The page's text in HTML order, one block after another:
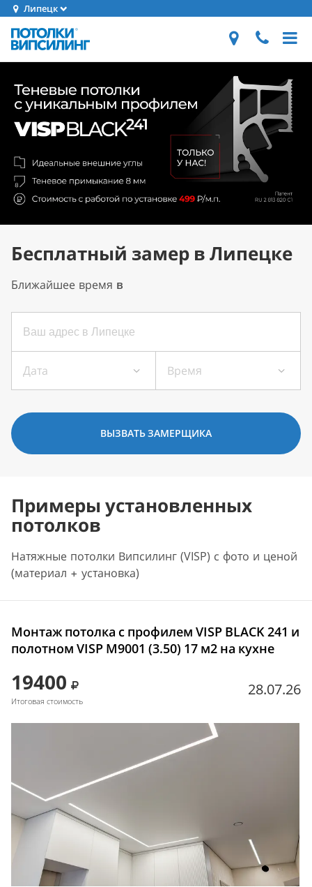
Липецк
Бесплатный замер в Липецке
Ближайшее время в
Дата Время
ВЫЗВАТЬ ЗАМЕРЩИКА
Примеры установленных
потолков
Натяжные потолки Випсилинг (VISP) с фото и ценой
(материал + установка)
Монтаж потолка с профилем VISP BLACK 241 и
полотном VISP M9001 (3.50) 17 м2 на кухне
19400
Итоговая стоимость
28.07.26